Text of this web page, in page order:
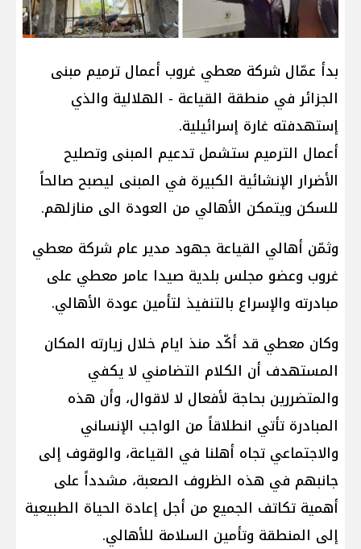
بدأ عمّال شركة معطي غروب أعمال ترميم مبنى
الجزائر في منطقة القياعة - الهلالية والذي
إستهدفته غارة إسرائيلية.
أعمال الترميم ستشمل تدعيم المبنى وتصليح
الأضرار الإنشائية الكبيرة في المبنى ليصبح صالحاً
للسكن ويتمكن الأهالي من العودة الى منازلهم.
وثمّن أهالي القياعة جهود مدير عام شركة معطي
غروب وعضو مجلس بلدية صيدا عامر معطي على
مبادرته والإسراع بالتنفيذ لتأمين عودة الأهالي.
وكان معطي قد أكّد منذ ايام خلال زيارته المكان
المستهدف أن الكلام التضامني لا يكفي
والمتضررين بحاجة لأفعال لا لاقوال، وأن هذه
المبادرة تأتي انطلاقاً من الواجب الإنساني
والاجتماعي تجاه أهلنا في القياعة، والوقوف إلى
جانبهم في هذه الظروف الصعبة، مشدداً على
أهمية تكاتف الجميع من أجل إعادة الحياة الطبيعية
إلى المنطقة وتأمين السلامة للأهالي.